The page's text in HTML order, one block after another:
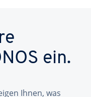
ein.
Ihnen, was